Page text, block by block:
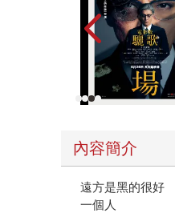
什麼都不明白的
在她筆下，我讀
巨大的夢境裡呢
內容簡介
遠方是黑的很好
一個人